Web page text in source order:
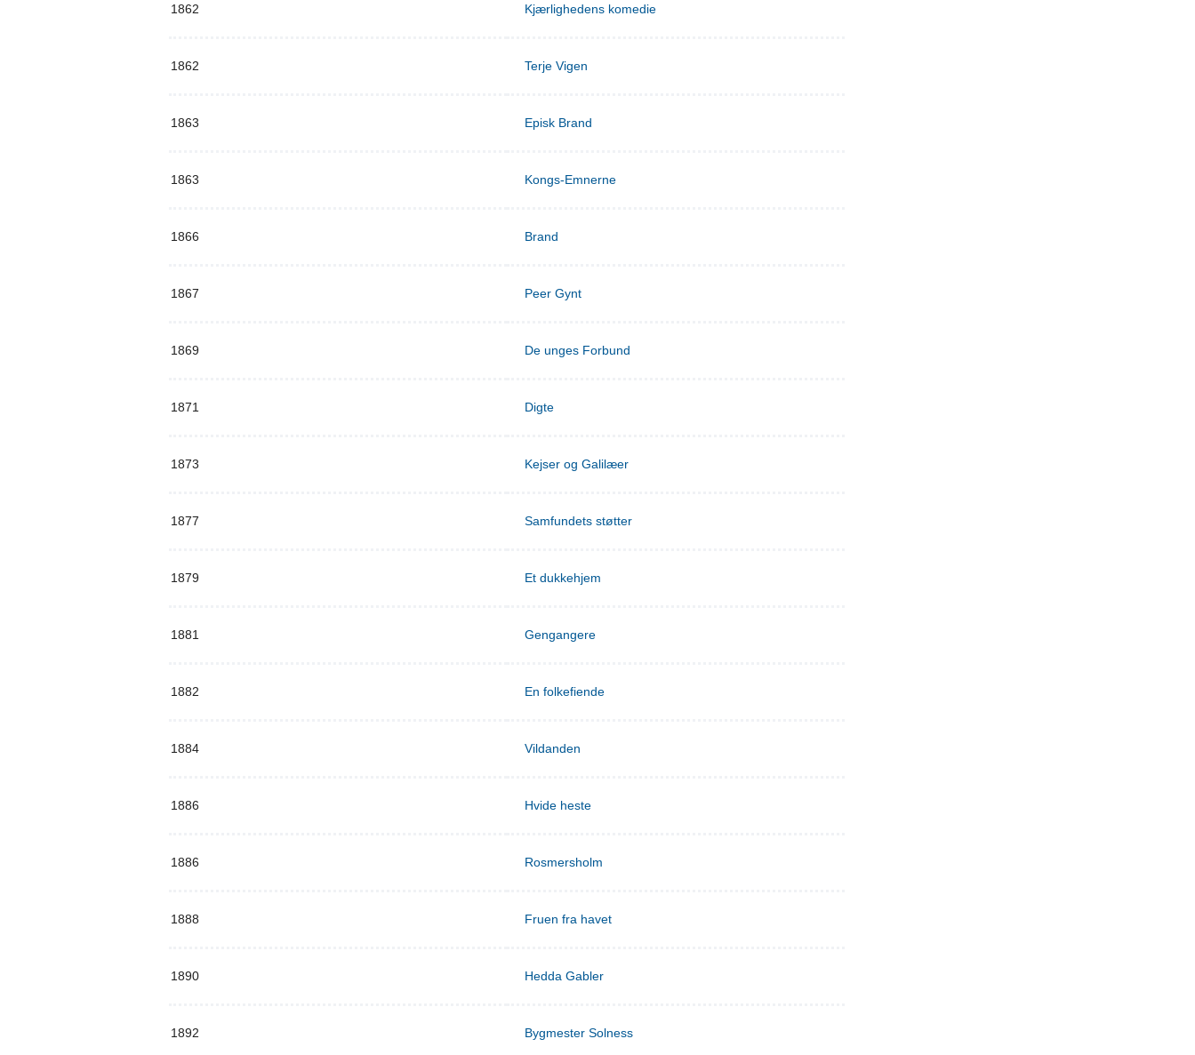
1862 Kjærlighedens komedie
1862 Terje Vigen
1863 Episk Brand
1863 Kongs-Emnerne
1866 Brand
1867 Peer Gynt
1869 De unges Forbund
1871 Digte
1873 Kejser og Galilæer
1877 Samfundets støtter
1879 Et dukkehjem
1881 Gengangere
1882 En folkefiende
1884 Vildanden
1886 Hvide heste
1886 Rosmersholm
1888 Fruen fra havet
1890 Hedda Gabler
1892 Bygmester Solness